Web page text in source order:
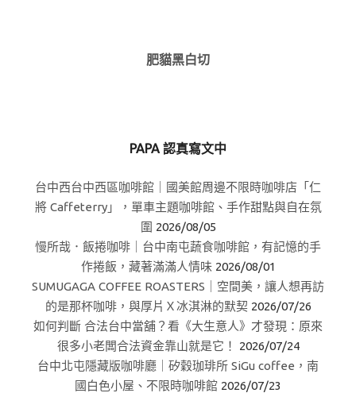
肥貓黑白切
PAPA 認真寫文中
台中西台中西區咖啡館｜國美館周邊不限時咖啡店「仁
將 Caffeterry」，單車主題咖啡館、手作甜點與自在氛
圍 2026/08/05
慢所哉．飯捲咖啡｜台中南屯蔬食咖啡館，有記憶的手
作捲飯，藏著滿滿人情味 2026/08/01
SUMUGAGA COFFEE ROASTERS｜空間美，讓人想再訪
的是那杯咖啡，與厚片Ｘ冰淇淋的默契 2026/07/26
如何判斷 合法台中當舖？看《大生意人》才發現：原來
很多小老闆合法資金靠山就是它！
2026/07/24
台中北屯隱藏版咖啡廳｜矽穀珈琲所 SiGu coffee，南
國白色小屋、不限時咖啡館 2026/07/23